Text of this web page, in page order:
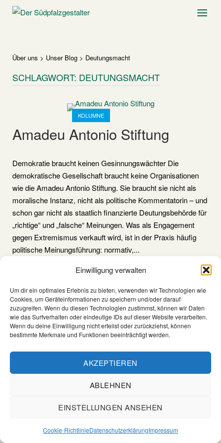
Einwilligung verwalten
Um dir ein optimales Erlebnis zu bieten, verwenden wir Technologien wie
Cookies, um Geräteinformationen zu speichern und/oder darauf
zuzugreifen. Wenn du diesen Technologien zustimmst, können wir Daten
wie das Surfverhalten oder eindeutige IDs auf dieser Website verarbeiten.
Wenn du deine Einwilligung nicht erteilst oder zurückziehst, können
bestimmte Merkmale und Funktionen beeinträchtigt werden.
AKZEPTIEREN
ABLEHNEN
EINSTELLUNGEN ANSEHEN
Cookie-RichtlinieDatenschutzerklärungImpressum
SkipHome Menu
Über uns > Unser Blog > Deutungsmacht
SCHLAGWORT: DEUTUNGSMACHT
KOLUMNE
Open post
Amadeu Antonio Stiftung
Demokratie braucht keinen Gesinnungswächter Die
demokratische Gesellschaft braucht keine Organisationen
wie die Amadeu Antonio Stiftung. Sie braucht sie nicht als
moralische Instanz, nicht als politische Kommentatorin – und
schon gar nicht als staatlich finanzierte Deutungsbehörde für
„richtige“ und „falsche“ Meinungen. Was als Engagement
gegen Extremismus verkauft wird, ist in der Praxis häufig
politische Meinungsführung: normativ,...
Antonio
Stiftung"